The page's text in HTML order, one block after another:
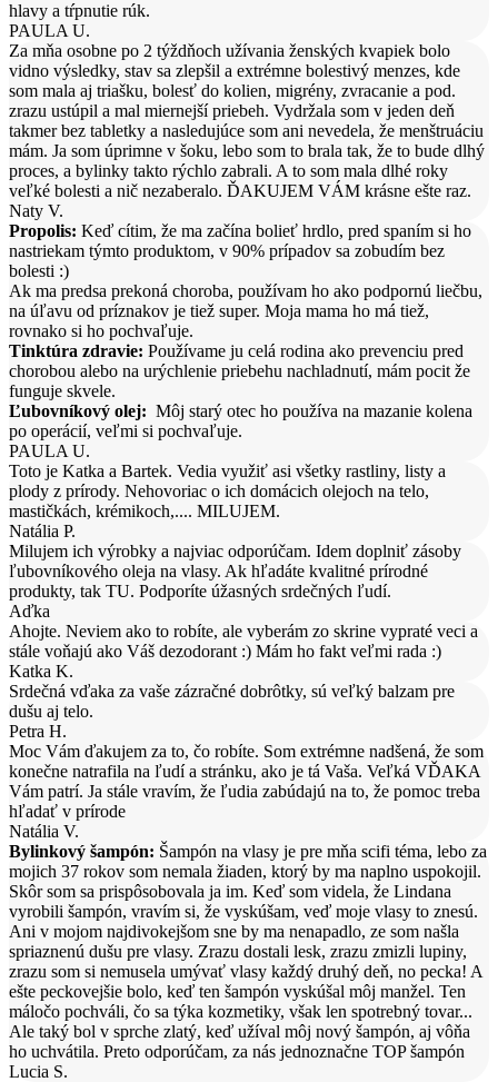
hlavy a tŕpnutie rúk.
PAULA U.
Za mňa osobne po 2 týždňoch užívania ženských kvapiek bolo
vidno výsledky, stav sa zlepšil a extrémne bolestivý menzes, kde
som mala aj triašku, bolesť do kolien, migrény, zvracanie a pod.
zrazu ustúpil a mal miernejší priebeh. Vydržala som v jeden deň
takmer bez tabletky a nasledujúce som ani nevedela, že menštruáciu
mám. Ja som úprimne v šoku, lebo som to brala tak, že to bude dlhý
proces, a bylinky takto rýchlo zabrali. A to som mala dlhé roky
veľké bolesti a nič nezaberalo. ĎAKUJEM VÁM krásne ešte raz.
Naty V.
Propolis: Keď cítim, že ma začína bolieť hrdlo, pred spaním si ho
nastriekam týmto produktom, v 90% prípadov sa zobudím bez
bolesti :)
Ak ma predsa prekoná choroba, používam ho ako podpornú liečbu,
na úľavu od príznakov je tiež super. Moja mama ho má tiež,
rovnako si ho pochvaľuje.
Tinktúra zdravie: Používame ju celá rodina ako prevenciu pred
chorobou alebo na urýchlenie priebehu nachladnutí, mám pocit že
funguje skvele.
Ľubovníkový olej: Môj starý otec ho používa na mazanie kolena
po operácií, veľmi si pochvaľuje.
PAULA U.
Toto je Katka a Bartek. Vedia využiť asi všetky rastliny, listy a
plody z prírody. Nehovoriac o ich domácich olejoch na telo,
mastičkách, krémikoch,.... MILUJEM.
Natália P.
Milujem ich výrobky a najviac odporúčam. Idem doplniť zásoby
ľubovníkového oleja na vlasy. Ak hľadáte kvalitné prírodné
produkty, tak TU. Podporíte úžasných srdečných ľudí.
Aďka
Ahojte. Neviem ako to robíte, ale vyberám zo skrine vypraté veci a
stále voňajú ako Váš dezodorant :) Mám ho fakt veľmi rada :)
Katka K.
Srdečná vďaka za vaše zázračné dobrôtky, sú veľký balzam pre
dušu aj telo.
Petra H.
Moc Vám ďakujem za to, čo robíte. Som extrémne nadšená, že som
konečne natrafila na ľudí a stránku, ako je tá Vaša. Veľká VĎAKA
Vám patrí. Ja stále vravím, že ľudia zabúdajú na to, že pomoc treba
hľadať v prírode
Natália V.
Bylinkový šampón: Šampón na vlasy je pre mňa scifi téma, lebo za
mojich 37 rokov som nemala žiaden, ktorý by ma naplno uspokojil.
Skôr som sa prispôsobovala ja im. Keď som videla, že Lindana
vyrobili šampón, vravím si, že vyskúšam, veď moje vlasy to znesú.
Ani v mojom najdivokejšom sne by ma nenapadlo, ze som našla
spriaznenú dušu pre vlasy. Zrazu dostali lesk, zrazu zmizli lupiny,
zrazu som si nemusela umývať vlasy každý druhý deň, no pecka! A
ešte peckovejšie bolo, keď ten šampón vyskúšal môj manžel. Ten
máločo pochváli, čo sa týka kozmetiky, však len spotrebný tovar...
Ale taký bol v sprche zlatý, keď užíval môj nový šampón, aj vôňa
ho uchvátila. Preto odporúčam, za nás jednoznačne TOP šampón
Lucia S.